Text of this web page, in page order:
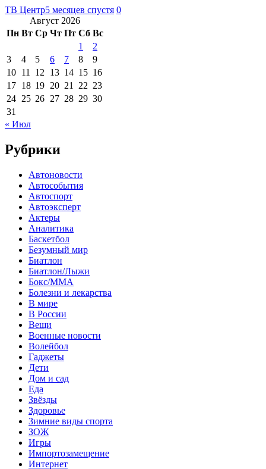
ТВ Центр5 месяцев спустя 0
Август 2026
Пн Вт Ср Чт Пт Сб Вс
1
2
3
4 5 6 7 8
9
10 11 12 13 14 15 16
17 18 19 20 21 22 23
24 25 26 27 28 29 30
31
« Июл
Рубрики
Автоновости
Автособытия
Автоспорт
Автоэксперт
Актеры
Аналитика
Баскетбол
Безумный мир
Биатлон
Биатлон/Лыжи
Бокс/MMA
Болезни и лекарства
В мире
В России
Вещи
Военные новости
Волейбол
Гаджеты
Дети
Дом и сад
Еда
Звёзды
Здоровье
Зимние виды спорта
ЗОЖ
Игры
Импортозамещение
Интернет